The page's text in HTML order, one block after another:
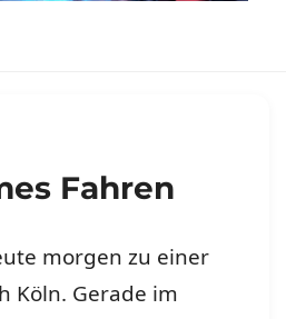
Fahren
morgen zu einer
Köln. Gerade im